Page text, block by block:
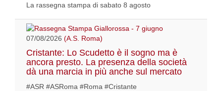
La rassegna stampa di sabato 8 agosto
07/08/2026 (A.S. Roma)
Cristante: Lo Scudetto è il sogno ma è
ancora presto. La presenza della società
dà una marcia in più anche sul mercato
#ASR #ASRoma #Roma #Cristante